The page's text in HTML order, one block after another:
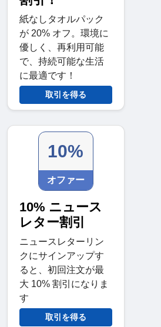
紙なしタオルパック
が 20% オフ。環境に
優しく、再利用可能
で、持続可能な生活
に最適です！
取引を得る
10%
オファー
10% ニュース
レター割引
ニュースレターリン
クにサインアップす
ると、初回注文が最
大 10% 割引になりま
す
取引を得る